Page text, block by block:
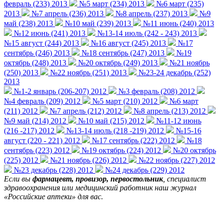
февраль (233) 2013
№5 март (234) 2013
№6 март (235)
2013
№7 апрель (236) 2013 №8 апрель (237) 2013
№9
май (238) 2013
№10 май (239) 2013
№11 июнь (240) 2013
№12 июнь (241) 2013
№13-14 июль (242 - 243) 2013
№15 август (244) 2013
№16 август (245) 2013
№17
сентябрь (246) 2013
№18 сентябрь (247) 2013
№19
октябрь (248) 2013
№20 октябрь (249) 2013
№21 ноябрь
(250) 2013
№22 ноябрь (251) 2013
№23-24 декабрь (252)
2013
№1-2 январь (206-207) 2012
№3 февраль (208) 2012
№4 февраль (209) 2012
№5 март (210) 2012
№6 март
(211) 2012
№7 апрель (212) 2012
№8 апрель (213) 2012
№9 май (214) 2012
№10 май (215) 2012
№11-12 июнь
(216 -217) 2012
№13-14 июль (218 -219) 2012
№15-16
август (220 - 221) 2012
№17 сентябрь (222) 2012
№18
сентябрь (223) 2012
№19 октябрь (224) 2012
№20 октябрь
(225) 2012
№21 ноябрь (226) 2012
№22 ноябрь (227) 2012
№23 декабрь (228) 2012
№24 декабрь (229) 2012
Если вы фармацевт, провизор, первостольник, специалист
здравоохранения или медицинский работник наш журнал
«Российские аптеки» для вас.